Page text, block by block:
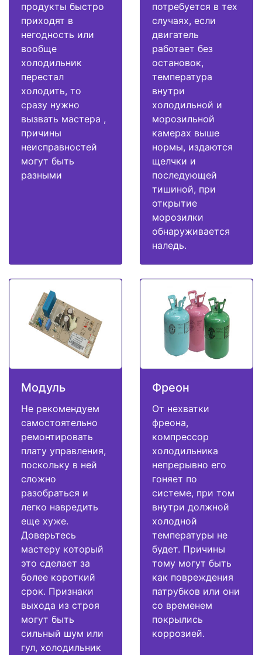
продукты быстро
приходят в
негодность или
вообще
холодильник
перестал
холодить, то
сразу нужно
вызвать мастера ,
причины
неисправностей
могут быть
разными
потребуется в тех
случаях, если
двигатель
работает без
остановок,
температура
внутри
холодильной и
морозильной
камерах выше
нормы, издаются
щелчки и
последующей
тишиной, при
открытие
морозилки
обнаруживается
наледь.
Модуль
Не рекомендуем
самостоятельно
ремонтировать
плату управления,
поскольку в ней
сложно
разобраться и
легко навредить
еще хуже.
Доверьтесь
мастеру который
это сделает за
более короткий
срок. Признаки
выхода из строя
могут быть
сильный шум или
гул, холодильник
Фреон
От нехватки
фреона,
компрессор
холодильника
непрерывно его
гоняет по
системе, при том
внутри должной
холодной
температуры не
будет. Причины
тому могут быть
как повреждения
патрубков или они
со временем
покрылись
коррозией.